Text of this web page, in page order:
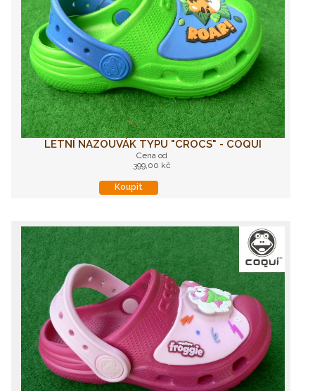
LETNÍ NAZOUVÁK TYPU "CROCS" - COQUI
Cena od
399,00 kč
Koupit